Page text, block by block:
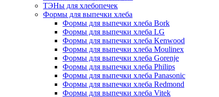
ТЭНы для хлебопечек
Формы для выпечки хлеба
Формы для выпечки хлеба Bork
Формы для выпечки хлеба LG
Формы для выпечки хлеба Kenwood
Формы для выпечки хлеба Moulinex
Формы для выпечки хлеба Gorenje
Формы для выпечки хлеба Philips
Формы для выпечки хлеба Panasonic
Формы для выпечки хлеба Redmond
Формы для выпечки хлеба Vitek